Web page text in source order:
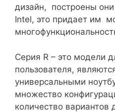
дизайн, построены
Intel, это придает им
Серия R – это модели
пользователя,
универсальными
множество
количество вариантов